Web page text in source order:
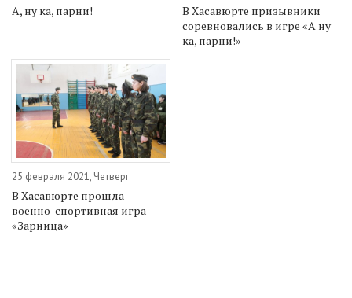
А, ну ка, парни!
В Хасавюрте призывники
соревновались в игре «А ну
ка, парни!»
25 февраля 2021, Четверг
В Хасавюрте прошла
военно-спортивная игра
«Зарница»